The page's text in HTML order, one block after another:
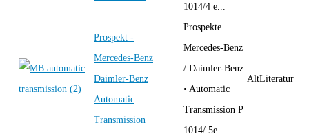
1014/4 e...
Prospekt -
Mercedes-Benz
Daimler-Benz
Automatic
Transmission
Prospekte
Mercedes-Benz
/ Daimler-Benz
• Automatic
Transmission P
1014/ 5e...
AltLiteratur